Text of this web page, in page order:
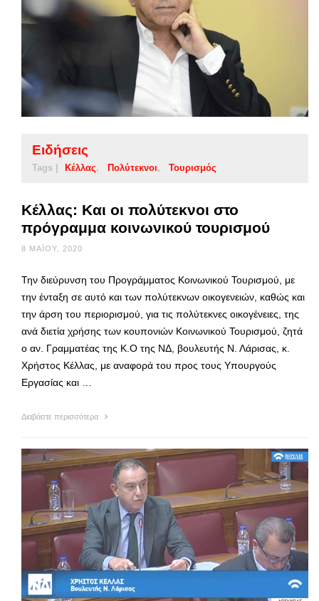
Ειδήσεις
Tags | Κέλλας Πολύτεκνοι Τουρισμός
Κέλλας: Και οι πολύτεκνοι στο
πρόγραμμα κοινωνικού τουρισμού
8 ΜΑΪ́ΟΥ, 2020
Την διεύρυνση του Προγράμματος Κοινωνικού Τουρισμού, με
την ένταξη σε αυτό και των πολύτεκνων οικογενειών, καθώς και
την άρση του περιορισμού, για τις πολύτεκνες οικογένειες, της
ανά διετία χρήσης των κουπονιών Κοινωνικού Τουρισμού, ζητά
ο αν. Γραμματέας της Κ.Ο της ΝΔ, βουλευτής Ν. Λάρισας, κ.
Χρήστος Κέλλας, με αναφορά του προς τους Υπουργούς
Εργασίας και …
Διαβάστε περισσότερα